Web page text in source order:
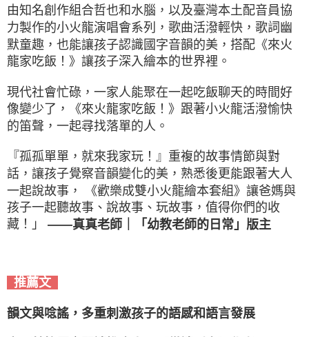
由知名創作組合哲也和水腦，以及臺灣本土配音員協
力製作的小火龍演唱會系列，歌曲活潑輕快，歌詞幽
默童趣，也能讓孩子認識國字音韻的美，搭配《來火
龍家吃飯！》讓孩子深入繪本的世界裡。
現代社會忙碌，一家人能聚在一起吃飯聊天的時間好
像變少了，《來火龍家吃飯！》跟著小火龍活潑愉快
的笛聲，一起尋找落單的人。
『孤孤單單，就來我家玩！』重複的故事情節與對
話，讓孩子覺察音韻變化的美，熟悉後更能跟著大人
一起說故事， 《歡樂成雙小火龍繪本套組》讓爸媽與
孩子一起聽故事、說故事、玩故事，值得你們的收
藏！」
——真真老師｜「幼教老師的日常」版主
推薦文
韻文與唸謠，多重刺激孩子的語感和語言發展